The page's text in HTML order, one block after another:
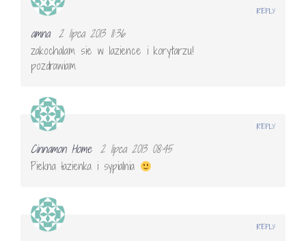
amna 2 lipca 2013 11:36
zakochalam sie w lazience i korytarzu!
pozdrawiam
REPLY
Cinnamon Home 2 lipca 2013 08:45
Piekna łazienka i sypialnia
REPLY
REPLY